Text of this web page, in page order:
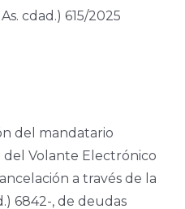
cdad.) 615/2025
del mandatario
Volante Electrónico
a través de la
6842-, de deudas